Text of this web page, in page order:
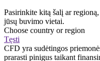
Pasirinkite kitą šalį ar
jūsų buvimo vietai.
Choose country or region
Tęsti
CFD yra sudėtingos
prarasti pinigus taikant